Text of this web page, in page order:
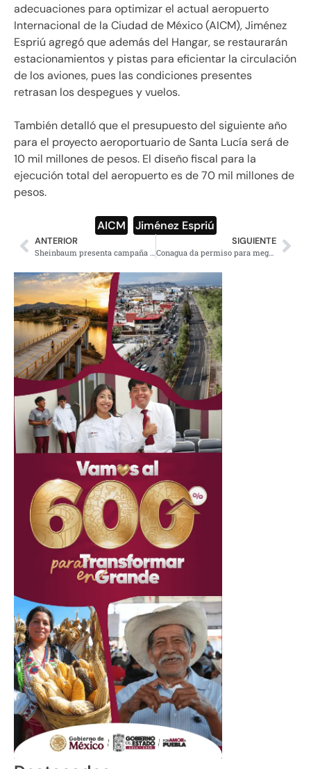
adecuaciones para optimizar el actual aeropuerto
Internacional de la Ciudad de México (AICM), Jiménez
Espriú agregó que además del Hangar, se restaurarán
estacionamientos y pistas para eficientar la circulación
de los aviones, pues las condiciones presentes
retrasan los despegues y vuelos.
También detalló que el presupuesto del siguiente año
para el proyecto aeroportuario de Santa Lucía será de
10 mil millones de pesos. El diseño fiscal para la
ejecución total del aeropuerto es de 70 mil millones de
pesos.
AICM Jiménez Espriú
ANTERIOR SIGUIENTE
Conagua da permiso para mega granja sobre anillo de cenotes en Homún